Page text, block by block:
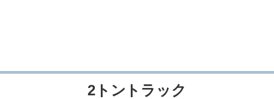
2トントラック